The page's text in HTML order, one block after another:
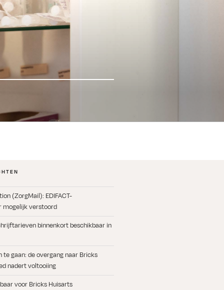
(ZorgMail): EDIFACT-
mogelijk verstoord
binnenkort beschikbaar in
te gaan: de overgang naar Bricks
nadert voltooiing
voor Bricks Huisarts